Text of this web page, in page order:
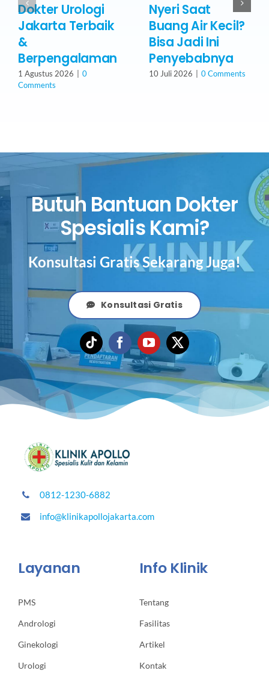
Dokter Urologi
Jakarta Terbaik
&
Berpengalaman
1 Agustus 2026
0
Comments
Nyeri Saat
Buang Air Kecil?
Bisa Jadi Ini
Penyebabnya
10 Juli 2026 0 Comments
Butuh Bantuan Dokter
Spesialis Kami?
Konsultasi Gratis Sekarang Juga!
Konsultasi Gratis
0812-1230-6882
info@klinikapollojakarta.com
Layanan
PMS
Andrologi
Ginekologi
Urologi
Info Klinik
Tentang
Fasilitas
Artikel
Kontak